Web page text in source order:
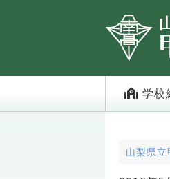
学校
山梨県立